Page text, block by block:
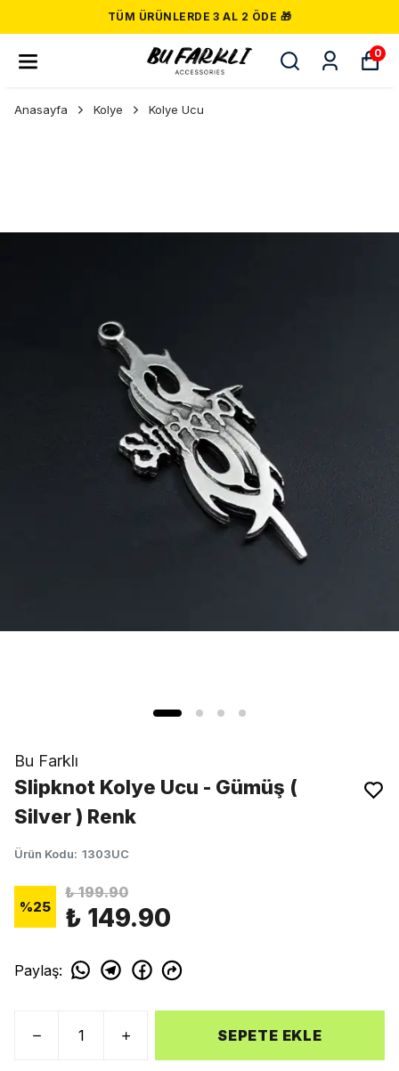
TÜM ÜRÜNLERDE 3 AL 2 ÖDE 🎁
0
Anasayfa Kolye Kolye Ucu
Bu Farklı
Slipknot Kolye Ucu - Gümüş (
Silver ) Renk
Ürün Kodu: 1303UC
%25
₺ 199.90
₺ 149.90
Paylaş:
SEPETE EKLE